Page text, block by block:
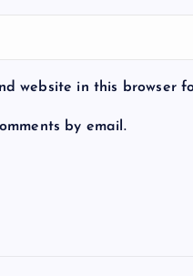
website in this browser
by email.